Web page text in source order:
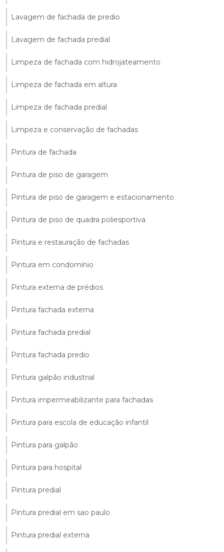
Lavagem de fachada de predio
Lavagem de fachada predial
Limpeza de fachada com hidrojateamento
Limpeza de fachada em altura
Limpeza de fachada predial
Limpeza e conservação de fachadas
Pintura de fachada
Pintura de piso de garagem
Pintura de piso de garagem e estacionamento
Pintura de piso de quadra poliesportiva
Pintura e restauração de fachadas
Pintura em condomínio
Pintura externa de prédios
Pintura fachada externa
Pintura fachada predial
Pintura fachada predio
Pintura galpão industrial
Pintura impermeabilizante para fachadas
Pintura para escola de educação infantil
Pintura para galpão
Pintura para hospital
Pintura predial
Pintura predial em sao paulo
Pintura predial externa